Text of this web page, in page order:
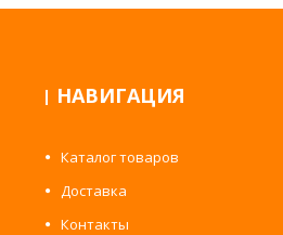
НАВИГАЦИЯ
Каталог товаров
Доставка
Контакты